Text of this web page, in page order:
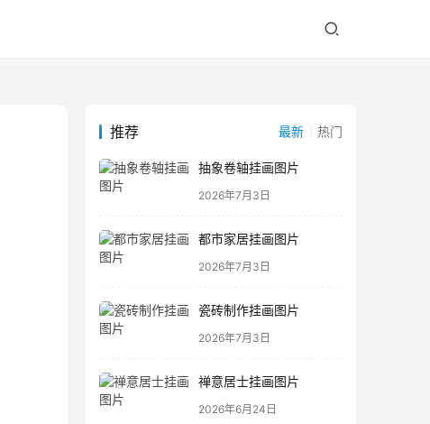
推荐 最新 热门
抽象卷轴挂画图片
2026年7月3日
都市家居挂画图片
2026年7月3日
瓷砖制作挂画图片
2026年7月3日
禅意居士挂画图片
2026年6月24日